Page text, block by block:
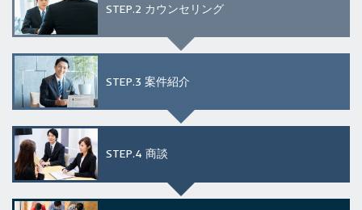
STEP.2 カウンセリング
STEP.3 案件紹介
STEP.4 商談